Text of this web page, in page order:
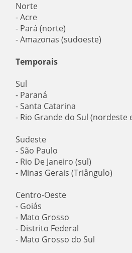
Norte
- Acre
- Pará (norte)
- Amazonas (sudoeste)
Temporais
Sul
- Paraná
- Santa Catarina
- Rio Grande do Sul (nordeste
Sudeste
- São Paulo
- Rio De Janeiro (sul)
- Minas Gerais (Triângulo)
Centro-Oeste
- Goiás
- Mato Grosso
- Distrito Federal
- Mato Grosso do Sul